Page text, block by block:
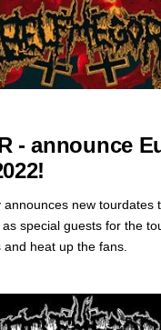
- announce
announces new tourdates
special guests for the
heat up the fans.